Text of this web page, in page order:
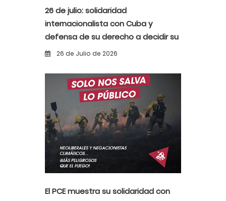
26 de julio: solidaridad
internacionalista con Cuba y
defensa de su derecho a decidir su
propio destino
26 de Julio de 2026
El PCE muestra su solidaridad con